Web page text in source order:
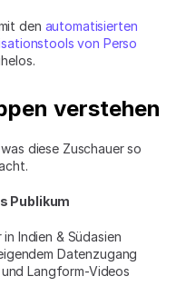
den automatisierten
von Perso
verstehen
diese Zuschauer so
Publikum
Indien & Südasien
Datenzugang
Langform-Videos